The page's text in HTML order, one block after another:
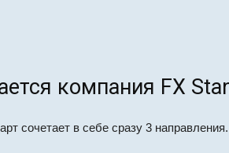
компания FX
сочетает в себе сразу 3